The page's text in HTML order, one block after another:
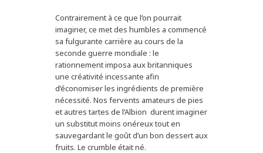
Contrairement à ce que l’on pourrait
imaginer, ce met des humbles a commencé
sa fulgurante carrière au cours de la
seconde guerre mondiale : le
rationnement imposa aux britanniques
une créativité incessante afin
d’économiser les ingrédients de première
nécessité. Nos fervents amateurs de pies
et autres tartes de l’Albion durent imaginer
un substitut moins onéreux tout en
sauvegardant le goût d’un bon dessert aux
fruits. Le crumble était né.